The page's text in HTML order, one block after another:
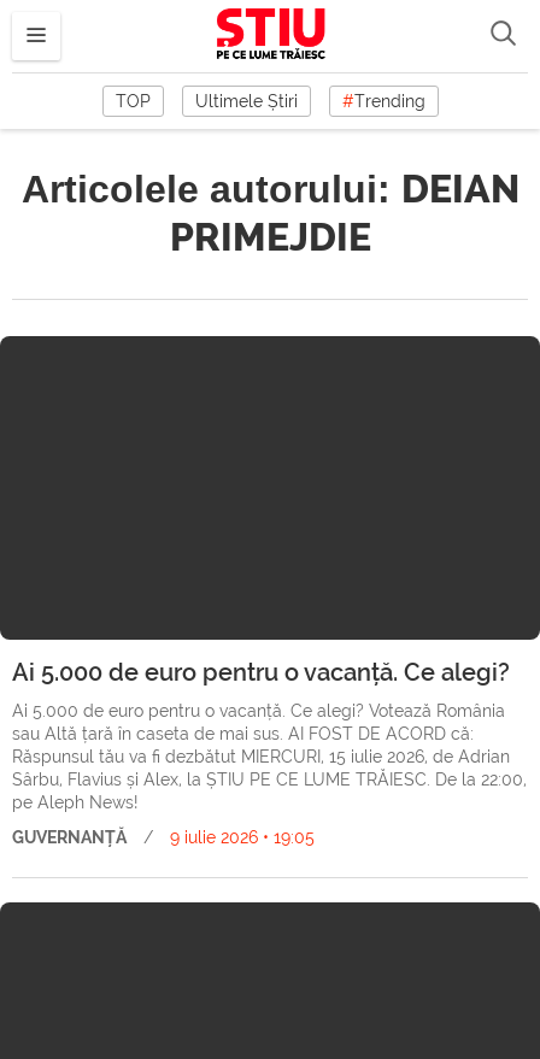
TOP Ultimele Știri #Trending
Articolele autorului: DEIAN
PRIMEJDIE
Ai 5.000 de euro pentru o vacanță. Ce alegi?
Ai 5.000 de euro pentru o vacanță. Ce alegi? Votează România
sau Altă țară în caseta de mai sus. AI FOST DE ACORD că:
Răspunsul tău va fi dezbătut MIERCURI, 15 iulie 2026, de Adrian
Sârbu, Flavius și Alex, la ȘTIU PE CE LUME TRĂIESC. De la 22:00,
pe Aleph News!
GUVERNANȚĂ
/ 9 iulie 2026 • 19:05